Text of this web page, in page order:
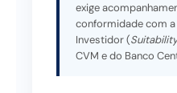
exige
conformidade com a
Investidor (Suitability
CVM e do Banco